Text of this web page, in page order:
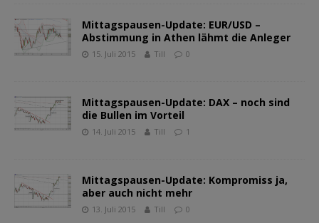
Mittagspausen-Update: EUR/USD –
Abstimmung in Athen lähmt die Anleger
15. Juli 2015 Till 0
Mittagspausen-Update: DAX – noch sind
die Bullen im Vorteil
14. Juli 2015 Till 1
Mittagspausen-Update: Kompromiss ja,
aber auch nicht mehr
13. Juli 2015 Till 0